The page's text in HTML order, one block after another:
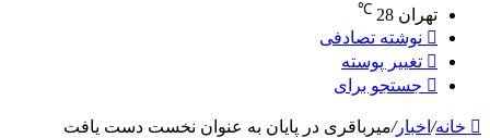
تهران 28
℃
نوشته تصادفی
تغییر پوسته
جستجو برای
خانه/ اخبار/میرباقری در پایان به عنوان نخست دست یافت